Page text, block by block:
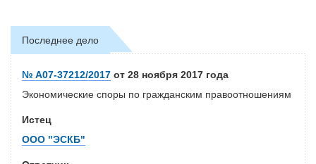
Последнее дело
№ А07-37212/2017 от 28 ноября 2017 года
Экономические споры по гражданским правоотношениям
Истец
ООО "ЭСКБ"